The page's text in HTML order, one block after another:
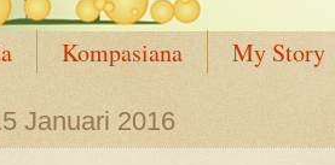
Kompasiana My Story
Januari 2016